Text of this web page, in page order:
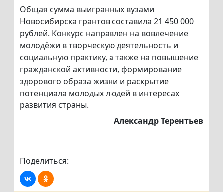
Общая сумма выигранных вузами
Новосибирска грантов составила 21 450 000
рублей. Конкурс направлен на вовлечение
молодёжи в творческую деятельность и
социальную практику, а также на повышение
гражданской активности, формирование
здорового образа жизни и раскрытие
потенциала молодых людей в интересах
развития страны.
Александр Терентьев
Поделиться: